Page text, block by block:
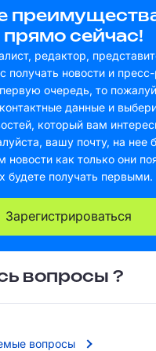
прямо сейчас!
редактор,
получать новости и
очередь, то
данные и
который вам
вашу почту, на нее
новости как только они
будете получать первыми.
Зарегистрироваться
вопросы ?
вопросы